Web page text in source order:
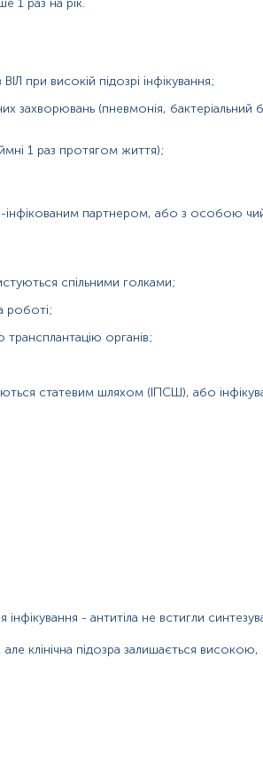
при високій підозрі інфікування;
захворювань (пневмонія, бактеріальний
1 раз протягом життя);
партнером, або з особою
спільними голками;
роботі;
органів;
статевим шляхом (ІПСШ), або
- антитіла не встигли
клінічна підозра залишається